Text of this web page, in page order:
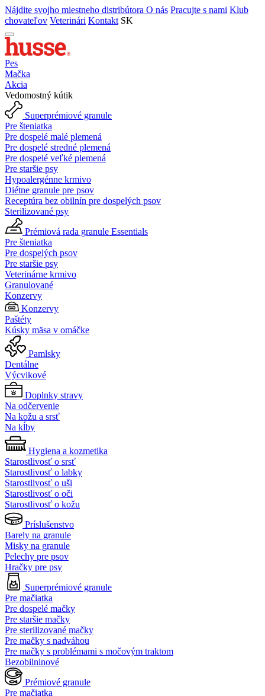
Nájdite svojho miestneho distribútora O nás Pracujte s nami Klub
chovateľov Veterinári Kontakt SK
Pes
Mačka
Akcia
Vedomostný kútik
Superprémiové granule
Pre šteniatka
Pre dospelé malé plemená
Pre dospelé stredné plemená
Pre dospelé veľké plemená
Pre staršie psy
Hypoalergénne krmivo
Diétne granule pre psov
Receptúra bez obilnín pre dospelých psov
Sterilizované psy
Prémiová rada granule Essentials
Pre šteniatka
Pre dospelých psov
Pre staršie psy
Veterinárne krmivo
Granulované
Konzervy
Konzervy
Paštéty
Kúsky mäsa v omáčke
Pamlsky
Dentálne
Výcvikové
Doplnky stravy
Na odčervenie
Na kožu a srsť
Na kĺby
Hygiena a kozmetika
Starostlivosť o srsť
Starostlivosť o labky
Starostlivosť o uši
Starostlivosť o oči
Starostlivosť o kožu
Príslušenstvo
Barely na granule
Misky na granule
Pelechy pre psov
Hračky pre psy
Superprémiové granule
Pre mačiatka
Pre dospelé mačky
Pre staršie mačky
Pre sterilizované mačky
Pre mačky s nadváhou
Pre mačky s problémami s močovým traktom
Bezobilninové
Prémiové granule
Pre mačiatka